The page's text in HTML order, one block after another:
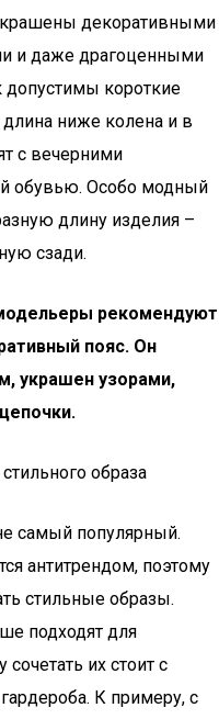
декоративными
и даже драгоценными
короткие
ниже колена и в
с вечерними
обувью. Особо модный
длину изделия –
сзади.
рекомендуют
пояс. Он
украшен узорами,
образа
самый популярный.
антитрендом, поэтому
стильные образы.
подходят для
их стоит с
К примеру, с